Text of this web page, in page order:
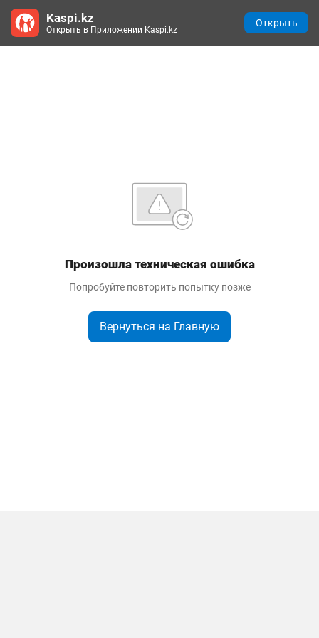
Произошла техническая ошибка
Попробуйте повторить попытку позже
Вернуться на Главную
Kaspi.kz
Открыть в Приложении Kaspi.kz
Открыть